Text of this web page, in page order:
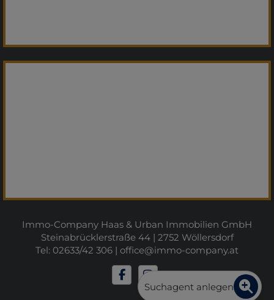
Immo-Company Haas & Urban Immobilien GmbH
Steinabrücklerstraße 44 | 2752 Wöllersdorf
Tel: 02633/42 306 | office@immo-company.at
Suchagent anlegen